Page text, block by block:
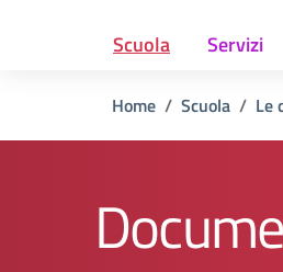
Scuola Servizi
Home Scuola Le